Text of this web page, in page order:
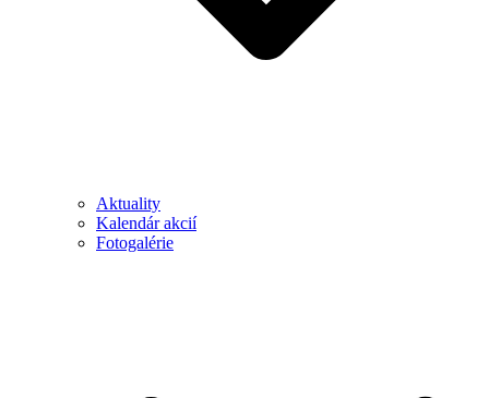
Aktuality
Kalendár akcií
Fotogalérie